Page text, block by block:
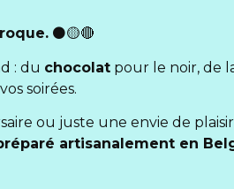
⚫🟡🔴
: du chocolat pour le noir, de
soirées.
ou juste une envie de
artisanalement en